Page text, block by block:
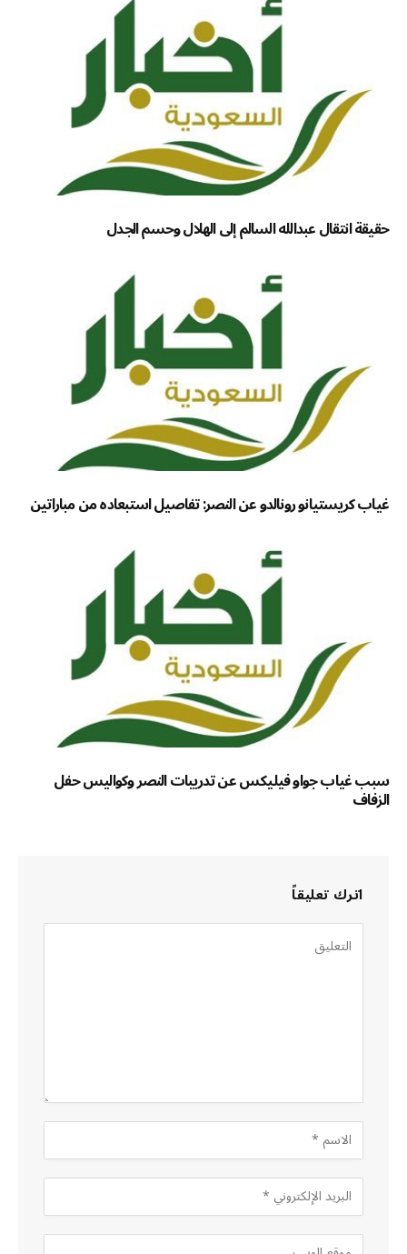
حقيقة انتقال عبدالله السالم إلى الهلال وحسم الجدل
غياب كريستيانو رونالدو عن النصر: تفاصيل استبعاده من مباراتين
سبب غياب جواو فيليكس عن تدريبات النصر وكواليس حفل
الزفاف
اترك تعليقاً